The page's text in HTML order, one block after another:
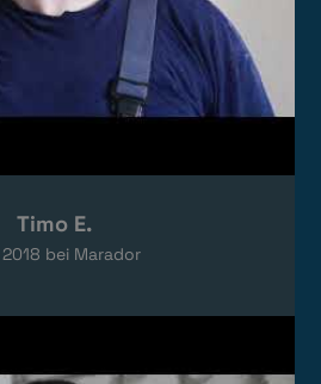
Timo E.
2018 bei Marador